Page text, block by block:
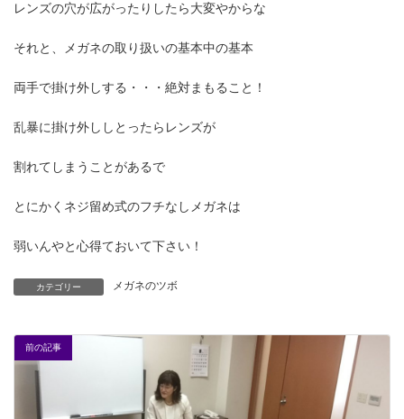
レンズの穴が広がったりしたら大変やからな
それと、メガネの取り扱いの基本中の基本
両手で掛け外しする・・・絶対まもること！
乱暴に掛け外ししとったらレンズが
割れてしまうことがあるで
とにかくネジ留め式のフチなしメガネは
弱いんやと心得ておいて下さい！
カテゴリー メガネのツボ
前の記事